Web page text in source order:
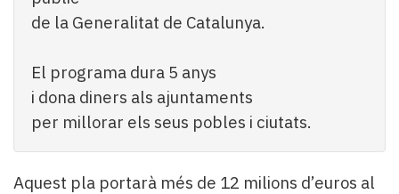
de la Generalitat de Catalunya.
El programa dura 5 anys
i dona diners als ajuntaments
per millorar els seus pobles i ciutats.
Aquest pla portarà més de 12 milions d’euros al